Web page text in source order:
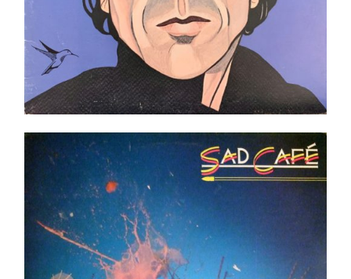
Sad Café – Sad Café LP -Shrink Top copie !
Ajouter au panier